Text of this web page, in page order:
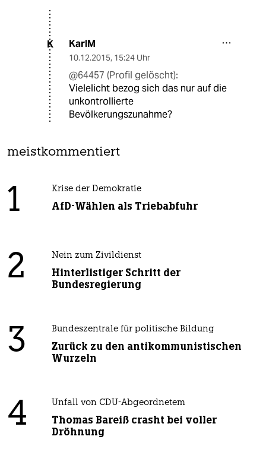
K KarlM
10.12.2015, 15:24 Uhr
@64457 (Profil gelöscht):
Vielelicht bezog sich das nur auf die
unkontrollierte
Bevölkerungszunahme?
meistkommentiert
1 Krise der Demokratie
AfD-Wählen als Triebabfuhr
2 Nein zum Zivildienst
Hinterlistiger Schritt der
Bundesregierung
3 Bundeszentrale für politische Bildung
Zurück zu den antikommunistischen
Wurzeln
4 Unfall von CDU-Abgeordnetem
Thomas Bareiß crasht bei voller
Dröhnung